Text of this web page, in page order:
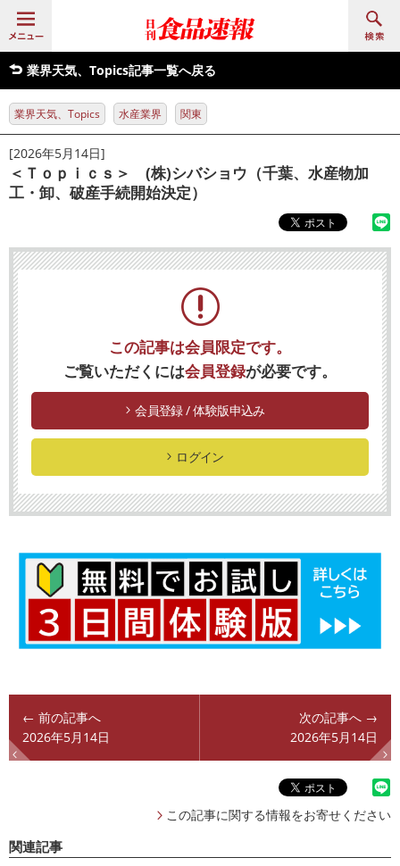
業界天気、Topics記事一覧へ戻る
業界天気、Topics 水産業界 関東
[2026年5月14日]
＜Ｔｏｐｉｃｓ＞ (株)シバショウ（千葉、水産物加
工・卸、破産手続開始決定）
この記事は会員限定です。
ご覧いただくには会員登録が必要です。
会員登録 / 体験版申込み
ログイン
← 前の記事へ
2026年5月14日
次の記事へ →
2026年5月14日
この記事に関する情報をお寄せください
関連記事